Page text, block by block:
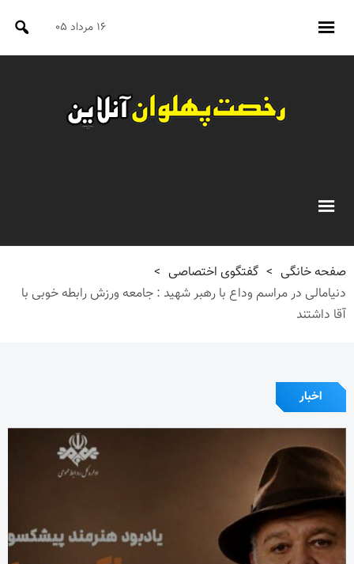
۱۶ مرداد ۰۵
صفحه خانگی > گفتگوی اختصاصی >
دنیامالی در مراسم وداع با رهبر شهید : جامعه ورزش رابطه خوبی با
آقا داشتند
اخبار